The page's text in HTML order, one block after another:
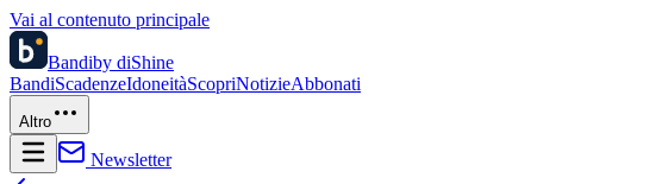
Vai al contenuto principale
Bandiby diShine
BandiScadenzeIdoneitàScopriNotizieAbbonati
Altro
Newsletter